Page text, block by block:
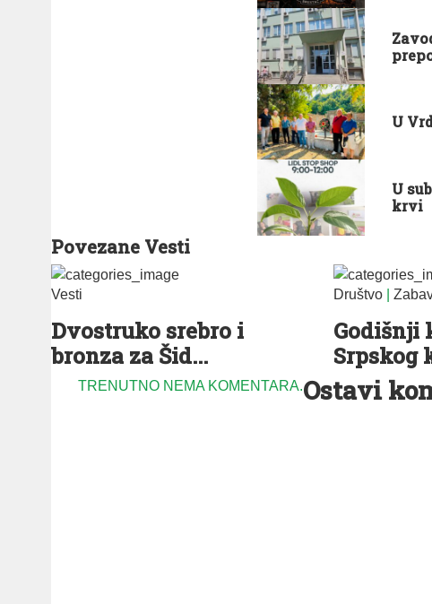
U
U
krvi
Povezane Vesti
Vesti
Dvostruko srebro i
bronza za Šid...
Društvo
Godišnji
Srpskog
TRENUTNO NEMA KOMENTARA.Ostavi